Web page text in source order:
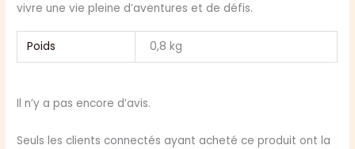
vivre une vie pleine d’aventures et de défis.
Poids 0,8 kg
Il n’y a pas encore d’avis.
Seuls les clients connectés ayant acheté ce produit ont la